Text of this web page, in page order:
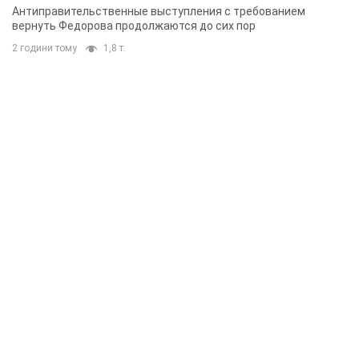
Антиправительственные выступления с требованием
вернуть Федорова продолжаются до сих пор
2 години тому 1,8 т.